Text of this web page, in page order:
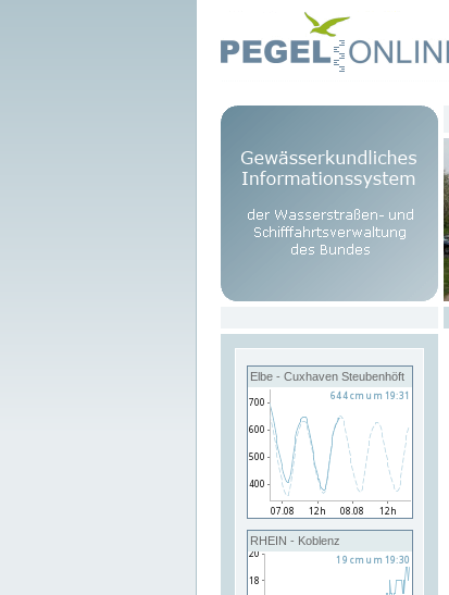
Elbe - Cuxhaven Steubenhöft
RHEIN - Koblenz